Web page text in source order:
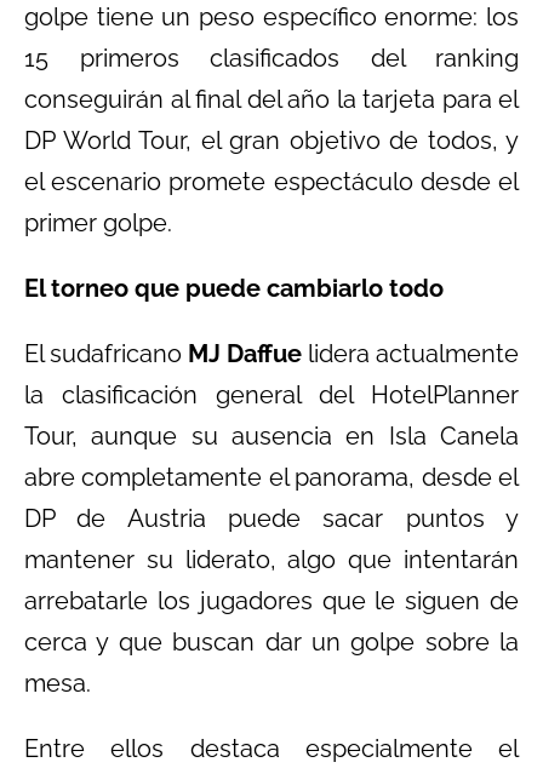
golpe tiene un peso específico enorme: los
15 primeros clasificados del ranking
conseguirán al final del año la tarjeta para el
DP World Tour, el gran objetivo de todos, y
el escenario promete espectáculo desde el
primer golpe.
El torneo que puede cambiarlo todo
El sudafricano MJ Daffue lidera actualmente
la clasificación general del HotelPlanner
Tour, aunque su ausencia en Isla Canela
abre completamente el panorama, desde el
DP de Austria puede sacar puntos y
mantener su liderato, algo que intentarán
arrebatarle los jugadores que le siguen de
cerca y que buscan dar un golpe sobre la
mesa.
Entre ellos destaca especialmente el